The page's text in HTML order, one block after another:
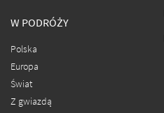
W PODRÓŻY
Polska
Europa
Świat
Z gwiazdą